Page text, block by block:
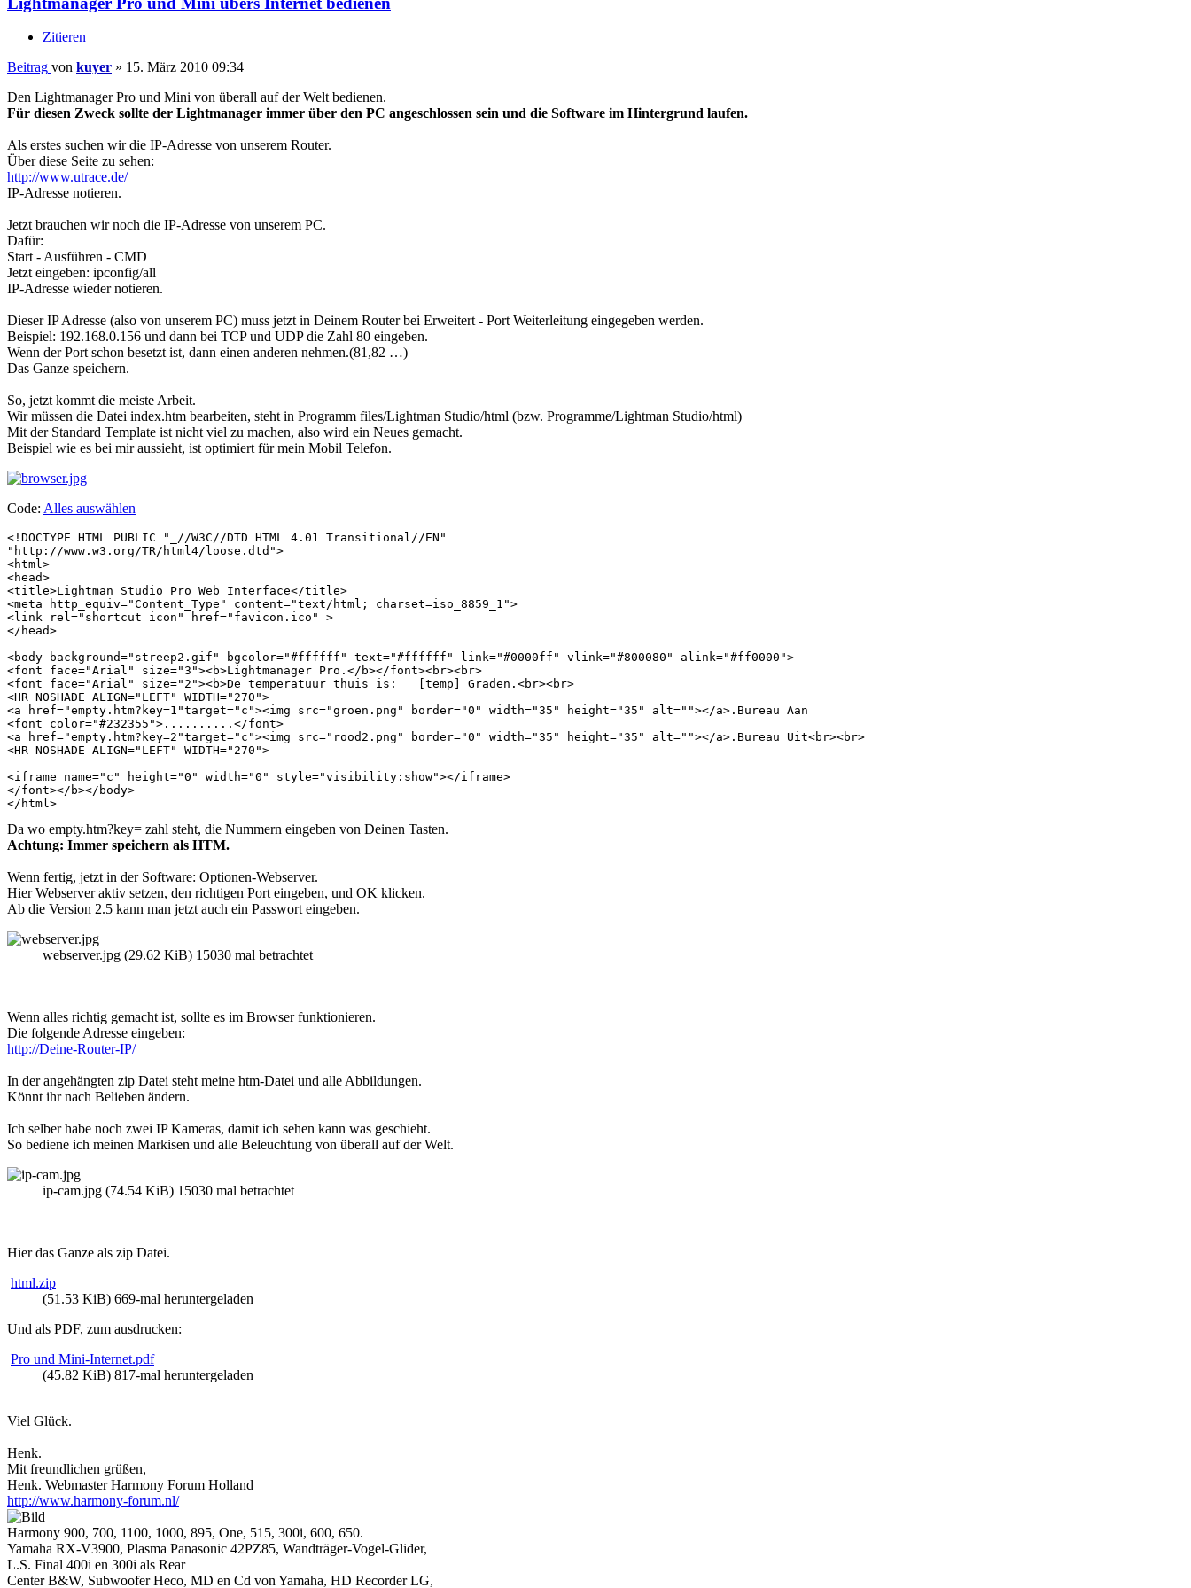
Zitieren
Beitrag von kuyer » 15. März 2010 09:34
Den Lightmanager Pro und Mini von überall auf der Welt bedienen.
Für diesen Zweck sollte der Lightmanager immer über den PC angeschlossen sein und die Software im Hintergrund laufen.
Als erstes suchen wir die IP-Adresse von unserem Router.
Über diese Seite zu sehen:
http://www.utrace.de/
IP-Adresse notieren.
Jetzt brauchen wir noch die IP-Adresse von unserem PC.
Dafür:
Start - Ausführen - CMD
Jetzt eingeben: ipconfig/all
IP-Adresse wieder notieren.
Dieser IP Adresse (also von unserem PC) muss jetzt in Deinem Router bei Erweitert - Port Weiterleitung eingegeben werden.
Beispiel: 192.168.0.156 und dann bei TCP und UDP die Zahl 80 eingeben.
Wenn der Port schon besetzt ist, dann einen anderen nehmen.(81,82 …)
Das Ganze speichern.
So, jetzt kommt die meiste Arbeit.
Wir müssen die Datei index.htm bearbeiten, steht in Programm files/Lightman Studio/html (bzw. Programme/Lightman Studio/html)
Mit der Standard Template ist nicht viel zu machen, also wird ein Neues gemacht.
Beispiel wie es bei mir aussieht, ist optimiert für mein Mobil Telefon.
Code: Alles auswählen
<!DOCTYPE HTML PUBLIC "_//W3C//DTD HTML 4.01 Transitional//EN"
"http://www.w3.org/TR/html4/loose.dtd">
<html>
<head>
<title>Lightman Studio Pro Web Interface</title>
<meta http_equiv="Content_Type" content="text/html; charset=iso_8859_1">
<link rel="shortcut icon" href="favicon.ico" >
</head>
<body background="streep2.gif" bgcolor="#ffffff" text="#ffffff" link="#0000ff" vlink="#800080" alink="#ff0000">
<font face="Arial" size="3"><b>Lightmanager Pro.</b></font><br><br>
<font face="Arial" size="2"><b>De temperatuur thuis is:   [temp] Graden.<br><br>
<HR NOSHADE ALIGN="LEFT" WIDTH="270">
<a href="empty.htm?key=1"target="c"><img src="groen.png" border="0" width="35" height="35" alt=""></a>.Bureau Aan
<font color="#232355">..........</font>
<a href="empty.htm?key=2"target="c"><img src="rood2.png" border="0" width="35" height="35" alt=""></a>.Bureau Uit<br><br>
<HR NOSHADE ALIGN="LEFT" WIDTH="270">
<iframe name="c" height="0" width="0" style="visibility:show"></iframe>
</font></b></body>
</html>
Da wo empty.htm?key= zahl steht, die Nummern eingeben von Deinen Tasten.
Achtung: Immer speichern als HTM.
Wenn fertig, jetzt in der Software: Optionen-Webserver.
Hier Webserver aktiv setzen, den richtigen Port eingeben, und OK klicken.
Ab die Version 2.5 kann man jetzt auch ein Passwort eingeben.
webserver.jpg (29.62 KiB) 15030 mal betrachtet
Wenn alles richtig gemacht ist, sollte es im Browser funktionieren.
Die folgende Adresse eingeben:
http://Deine-Router-IP/
In der angehängten zip Datei steht meine htm-Datei und alle Abbildungen.
Könnt ihr nach Belieben ändern.
Ich selber habe noch zwei IP Kameras, damit ich sehen kann was geschieht.
So bediene ich meinen Markisen und alle Beleuchtung von überall auf der Welt.
ip-cam.jpg (74.54 KiB) 15030 mal betrachtet
Hier das Ganze als zip Datei.
html.zip
(51.53 KiB) 669-mal heruntergeladen
Und als PDF, zum ausdrucken:
Pro und Mini-Internet.pdf
(45.82 KiB) 817-mal heruntergeladen
Viel Glück.
Henk.
Mit freundlichen grüßen,
Henk. Webmaster Harmony Forum Holland
http://www.harmony-forum.nl/
Harmony 900, 700, 1100, 1000, 895, One, 515, 300i, 600, 650.
Yamaha RX-V3900, Plasma Panasonic 42PZ85, Wandträger-Vogel-Glider,
L.S. Final 400i en 300i als Rear
Center B&W, Subwoofer Heco, MD en Cd von Yamaha, HD Recorder LG,